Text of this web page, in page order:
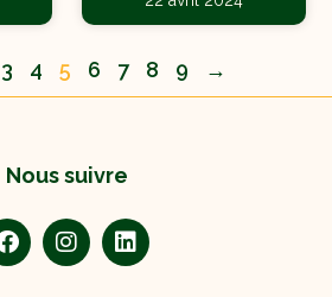
3 4 5 6 7 8 9 →
Nous suivre